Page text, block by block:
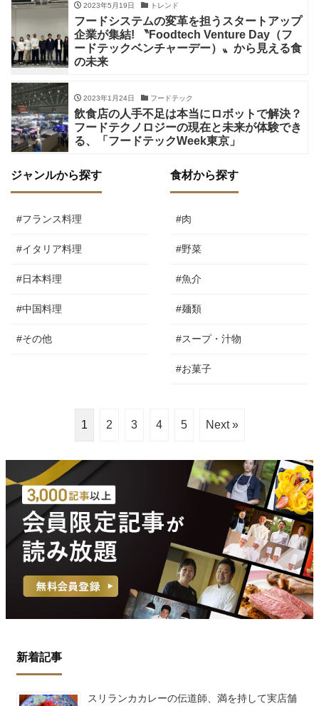
2023年5月19日 トレンド
フードシステムの変革を担うスタートアップ
企業が集結! 〝Foodtech Venture Day（フ
ードテックベンチャーデー）〟から見える食
の未来
2023年1月24日 フードテック
飲食店の人手不足は本当にロボットで解決？
フードテクノロジーの現在と未来が体験でき
る、「フードテックWeek東京」
ジャンルから探す
#フランス料理
#イタリア料理
#日本料理
#中国料理
#その他
食材から探す
#肉
#野菜
#魚介
#麺類
#スープ・汁物
#お菓子
1 2 3 4 5 Next »
新着記事
スリランカカレーの伝道師、満を持して実店舗